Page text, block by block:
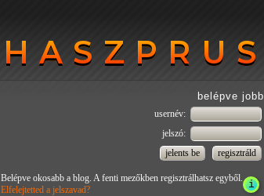
HASZPRUS
HASZPRUS
belépve jobb
usernév:
jelszó:
Belépve okosabb a blog. A fenti mezőkben regisztrálhatsz egyből.
Elfelejtetted a jelszavad?